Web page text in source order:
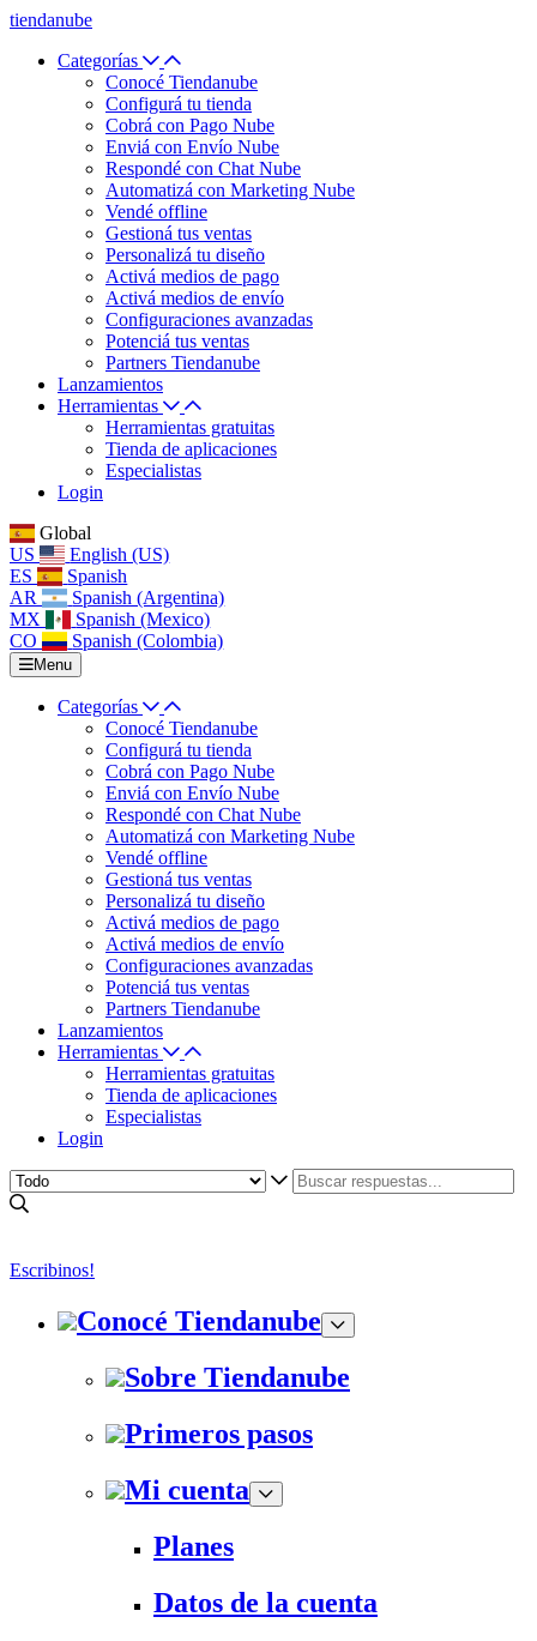
tiendanube
Categorías
Conocé Tiendanube
Configurá tu tienda
Cobrá con Pago Nube
Enviá con Envío Nube
Respondé con Chat Nube
Automatizá con Marketing Nube
Vendé offline
Gestioná tus ventas
Personalizá tu diseño
Activá medios de pago
Activá medios de envío
Configuraciones avanzadas
Potenciá tus ventas
Partners Tiendanube
Lanzamientos
Herramientas
Herramientas gratuitas
Tienda de aplicaciones
Especialistas
Login
Global
US
English (US)
ES
Spanish
AR
Spanish (Argentina)
MX
Spanish (Mexico)
CO
Spanish (Colombia)
Menu
Categorías
Conocé Tiendanube
Configurá tu tienda
Cobrá con Pago Nube
Enviá con Envío Nube
Respondé con Chat Nube
Automatizá con Marketing Nube
Vendé offline
Gestioná tus ventas
Personalizá tu diseño
Activá medios de pago
Activá medios de envío
Configuraciones avanzadas
Potenciá tus ventas
Partners Tiendanube
Lanzamientos
Herramientas
Herramientas gratuitas
Tienda de aplicaciones
Especialistas
Login
Escribinos!
Conocé Tiendanube
Sobre Tiendanube
Primeros pasos
Mi cuenta
Planes
Datos de la cuenta